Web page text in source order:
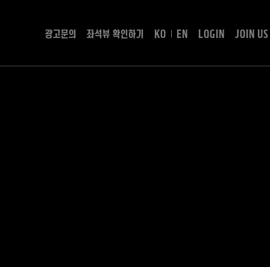
광고문의 좌석뷰 확인하기 KO EN LOGIN JOIN US